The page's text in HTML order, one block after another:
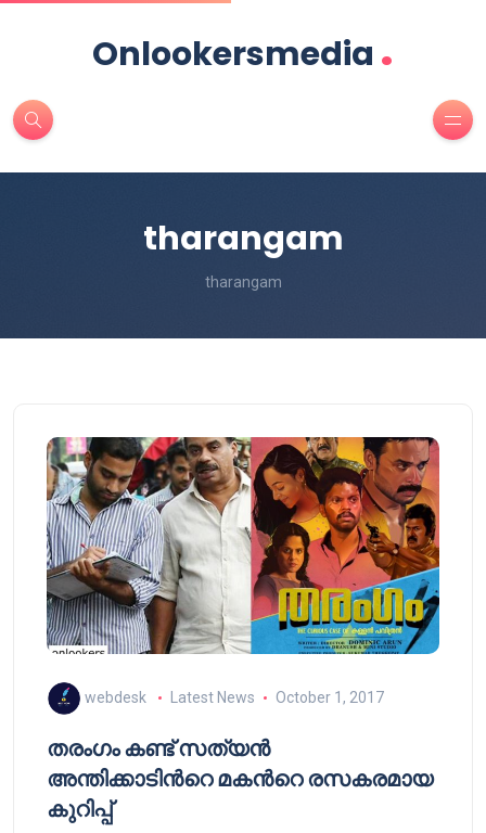
Onlookersmedia .
tharangam
tharangam
webdesk Latest News October 1, 2017
തരംഗം കണ്ട് സത്യന്‍
അന്തിക്കാടിന്‍റെ മകന്‍റെ രസകരമായ
കുറിപ്പ്